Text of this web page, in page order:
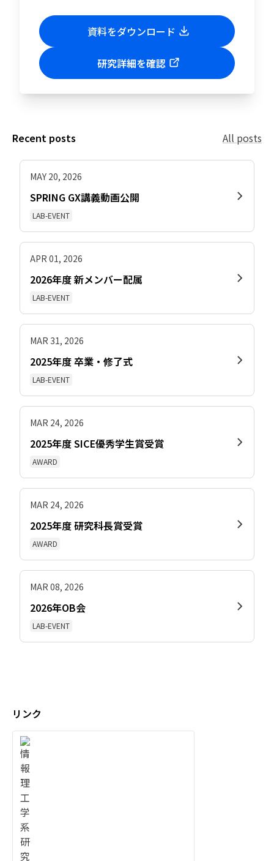
資料をダウンロード
研究詳細を確認
Recent posts All posts
MAY 20, 2026
SPRING GX講義動画公開
LAB-EVENT
APR 01, 2026
2026年度 新メンバー配属
LAB-EVENT
MAR 31, 2026
2025年度 卒業・修了式
LAB-EVENT
MAR 24, 2026
2025年度 SICE優秀学生賞受賞
AWARD
MAR 24, 2026
2025年度 研究科長賞受賞
AWARD
MAR 08, 2026
2026年OB会
LAB-EVENT
リンク